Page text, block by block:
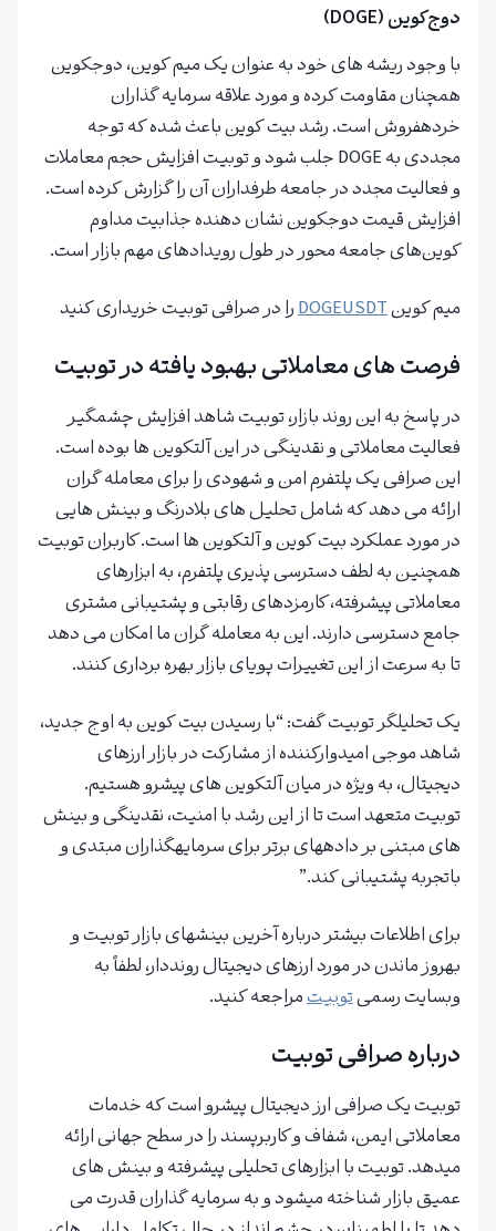
دوج‌کوین (DOGE)
با وجود ریشه های خود به عنوان یک میم کوین، دوجکوین
همچنان مقاومت کرده و مورد علاقه سرمایه گذاران
خردهفروش است. رشد بیت کوین باعث شده که توجه
مجددی به DOGE جلب شود و توبیت افزایش حجم معاملات
و فعالیت مجدد در جامعه طرفداران آن را گزارش کرده است.
افزایش قیمت دوجکوین نشان دهنده جذابیت مداوم
کوین‌های جامعه محور در طول رویدادهای مهم بازار است.
میم کوینDOGEUSDTرا در صرافی توبیت خریداری کنید
فرصت های معاملاتی بهبود یافته در توبیت
در پاسخ به این روند بازار، توبیت شاهد افزایش چشمگیر
فعالیت معاملاتی و نقدینگی در این آلتکوین ها بوده است.
این صرافی یک پلتفرم امن و شهودی را برای معامله گران
ارائه می دهد که شامل تحلیل های بلادرنگ و بینش هایی
در مورد عملکرد بیت کوین و آلتکوین ها است. کاربران توبیت
همچنین به لطف دسترسی پذیری پلتفرم، به ابزارهای
معاملاتی پیشرفته، کارمزدهای رقابتی و پشتیبانی مشتری
جامع دسترسی دارند. این به معامله گران ما امکان می دهد
تا به سرعت از این تغییرات پویای بازار بهره برداری کنند.
یک تحلیلگر توبیت گفت: “با رسیدن بیت کوین به اوج جدید،
شاهد موجی امیدوارکننده از مشارکت در بازار ارزهای
دیجیتال، به ویژه در میان آلتکوین های پیشرو هستیم.
توبیت متعهد است تا از این رشد با امنیت، نقدینگی و بینش
های مبتنی بر دادههای برتر برای سرمایهگذاران مبتدی و
باتجربه پشتیبانی کند.”
برای اطلاعات بیشتر درباره آخرین بینشهای بازار توبیت و
بهروز ماندن در مورد ارزهای دیجیتال رونددار، لطفاً به
وبسایت رسمیتوبیتمراجعه کنید.
درباره صرافی توبیت
توبیت یک صرافی ارز دیجیتال پیشرو است که خدمات
معاملاتی ایمن، شفاف و کاربرپسند را در سطح جهانی ارائه
میدهد. توبیت با ابزارهای تحلیلی پیشرفته و بینش های
عمیق بازار شناخته میشود و به سرمایه گذاران قدرت می